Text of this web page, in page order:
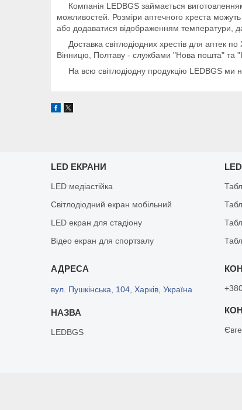
Компанія LEDBGS займається
можливостей. Розміри аптечного хреста
або додаватися відображенням температури,
Доставка світлодіодних хрестів для аптек по
Вінницю, Полтаву - службами "Нова пошта" та
На всю світлодіодну продукцію LEDBGS ми
LED ЕКРАНИ
LED медіастійка
Світлодіодний екран мобільний
LED екран для стадіону
Відео екран для спортзалу
вул. Пушкінська, 104, Харків, Україна
LEDBGS